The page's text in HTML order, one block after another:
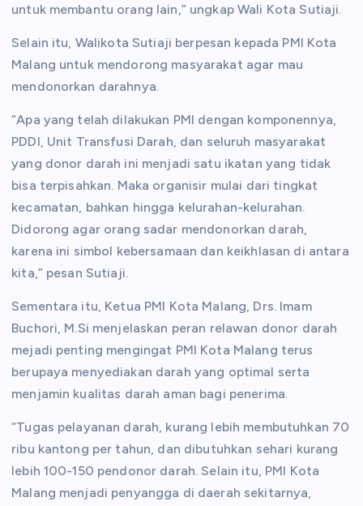
untuk membantu orang lain,” ungkap Wali Kota Sutiaji.
Selain itu, Walikota Sutiaji berpesan kepada PMI Kota
Malang untuk mendorong masyarakat agar mau
mendonorkan darahnya.
“Apa yang telah dilakukan PMI dengan komponennya,
PDDI, Unit Transfusi Darah, dan seluruh masyarakat
yang donor darah ini menjadi satu ikatan yang tidak
bisa terpisahkan. Maka organisir mulai dari tingkat
kecamatan, bahkan hingga kelurahan-kelurahan.
Didorong agar orang sadar mendonorkan darah,
karena ini simbol kebersamaan dan keikhlasan di antara
kita,” pesan Sutiaji.
Sementara itu, Ketua PMI Kota Malang, Drs. Imam
Buchori, M.Si menjelaskan peran relawan donor darah
mejadi penting mengingat PMI Kota Malang terus
berupaya menyediakan darah yang optimal serta
menjamin kualitas darah aman bagi penerima.
“Tugas pelayanan darah, kurang lebih membutuhkan 70
ribu kantong per tahun, dan dibutuhkan sehari kurang
lebih 100-150 pendonor darah. Selain itu, PMI Kota
Malang menjadi penyangga di daerah sekitarnya,